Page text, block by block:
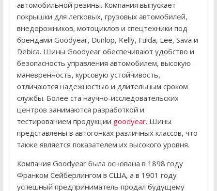
автомобильной резины. Компания выпускает
покрышки для легковых, грузовых автомобилей,
внедорожников, мотоциклов и спецтехники под
брендами Goodyear, Dunlop, Kelly, Fulda, Lee, Sava и
Debica. Шины Goodyear обеспечивают удобство и
безопасность управления автомобилем, высокую
маневренность, курсовую устойчивость,
отличаются надежностью и длительным сроком
службы. Более ста научно-исследовательских
центров занимаются разработкой и
тестированием продукции goodyear. Шины
представлены в автогонках различных классов, что
также является показателем их высокого уровня.
Компания Goodyear была основана в 1898 году
Франком Сейберлингом в США, а в 1901 году
успешный предприниматель продал будущему